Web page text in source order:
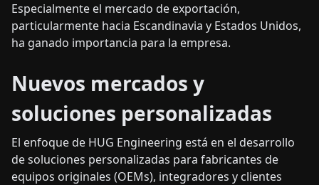
Especialmente el mercado de exportación,
particularmente hacia Escandinavia y Estados Unidos,
ha ganado importancia para la empresa.
Nuevos mercados y
soluciones personalizadas
El enfoque de HUG Engineering está en el desarrollo
de soluciones personalizadas para fabricantes de
equipos originales (OEMs), integradores y clientes